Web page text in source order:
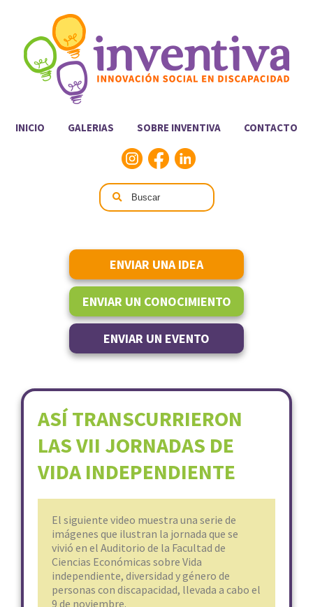
INICIO GALERIAS SOBRE INVENTIVA CONTACTO
ENVIAR UNA IDEA
ENVIAR UN CONOCIMIENTO
ENVIAR UN EVENTO
ASÍ TRANSCURRIERON
LAS VII JORNADAS DE
VIDA INDEPENDIENTE
El siguiente video muestra una serie de
imágenes que ilustran la jornada que se
vivió en el Auditorio de la Facultad de
Ciencias Económicas sobre Vida
independiente, diversidad y género de
personas con discapacidad, llevada a cabo el
9 de noviembre.